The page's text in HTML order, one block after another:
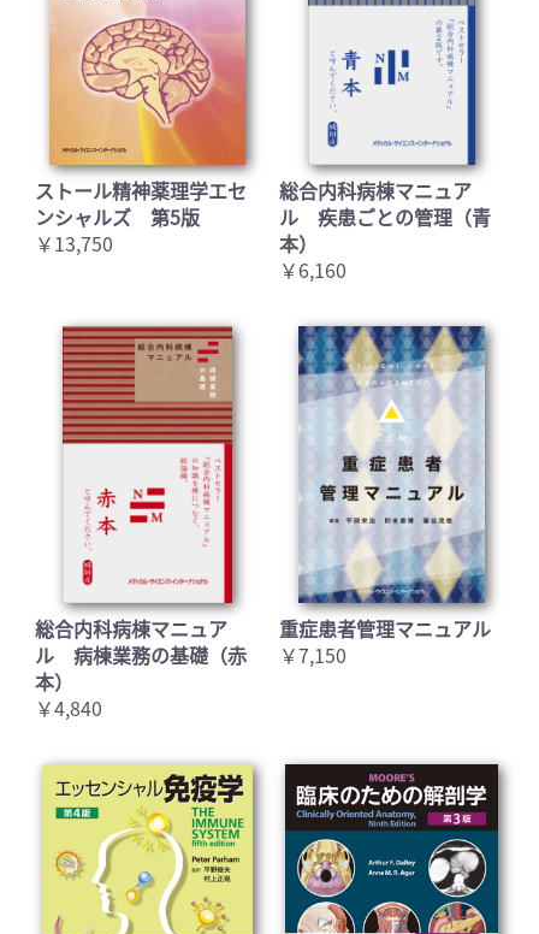
お買い物を続ける カートへ進む
ストール精神薬理学エセ
ンシャルズ 第5版
￥13,750
総合内科病棟マニュア
ル 疾患ごとの管理（青
本）
￥6,160
総合内科病棟マニュア
ル 病棟業務の基礎（赤
本）
￥4,840
重症患者管理マニュアル
￥7,150